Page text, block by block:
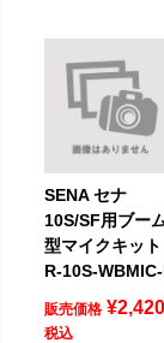
SENA セナ
10S/SF用ブー
型マイクキット
R-10S-
販売価格 ¥2,420
税込